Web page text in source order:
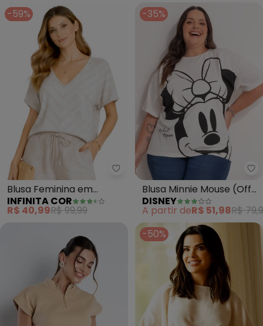
-59%
Infinita Cor - Blusa Feminina
Blusa Feminina em
Viscolinho (Bege)
INFINITA COR
R$ 40,99R$ 99,99
-35%
Blusa Minnie Mouse (Off
White)
DISNEY
A partir deR$ 51,98R$
-50%